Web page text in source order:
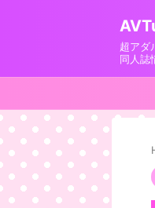
超アダ
同人誌